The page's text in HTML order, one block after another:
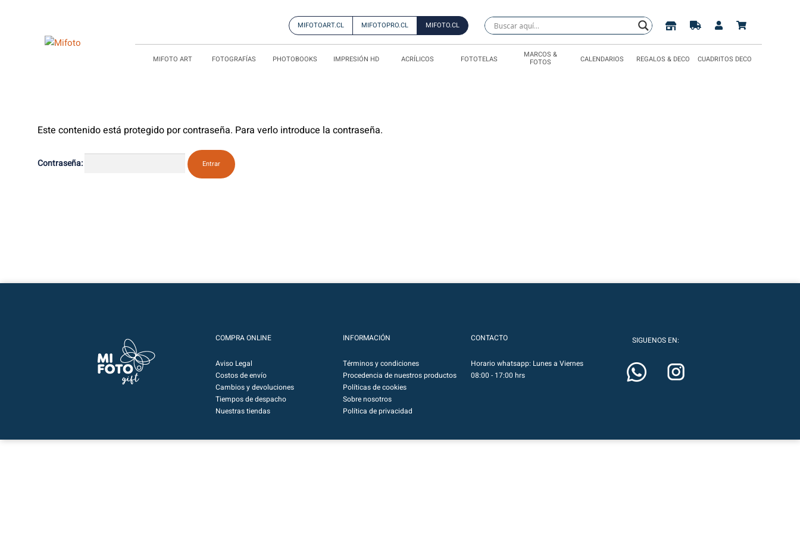
MIFOTOART.CL MIFOTOPRO.CL MIFOTO.CL
MIFOTO ART FOTOGRAFÍAS PHOTOBOOKS IMPRESIÓN HD ACRÍLICOS FOTOTELAS MARCOS &
FOTOS CALENDARIOS REGALOS & DECO CUADRITOS DECO
Este contenido está protegido por contraseña. Para verlo introduce la contraseña.
Contraseña:
COMPRA ONLINE
Aviso Legal
Costos de envío
Cambios y devoluciones
Tiempos de despacho
Nuestras tiendas
INFORMACIÓN
Términos y condiciones
Procedencia de nuestros productos
Políticas de cookies
Sobre nosotros
Política de privacidad
CONTACTO
Horario whatsapp: Lunes a Viernes
08:00 - 17:00 hrs
SIGUENOS EN: